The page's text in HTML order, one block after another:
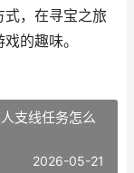
式，在寻宝之旅
的趣味。
支线任务怎么
2026-05-21